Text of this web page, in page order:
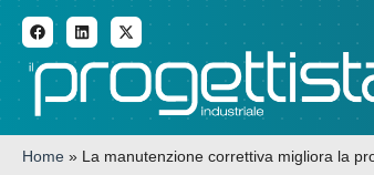
ADDITIVE
Home » La manutenzione correttiva migliora la